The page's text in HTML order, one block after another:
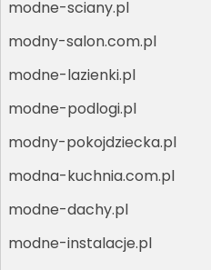
modne-sciany.pl
modny-salon.com.pl
modne-lazienki.pl
modne-podlogi.pl
modny-pokojdziecka.pl
modna-kuchnia.com.pl
modne-dachy.pl
modne-instalacje.pl